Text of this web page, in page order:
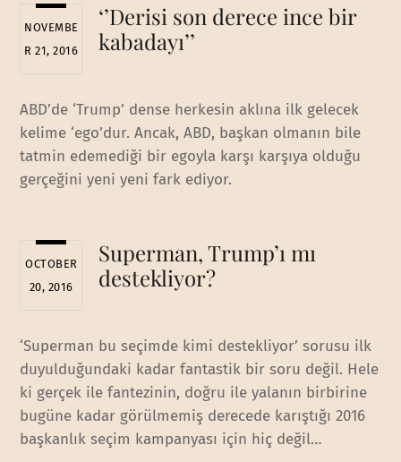
NOVEMBE
R 21, 2016
‘’Derisi son derece ince bir
kabadayı’’
ABD’de ‘Trump’ dense herkesin aklına ilk gelecek
kelime ‘ego’dur. Ancak, ABD, başkan olmanın bile
tatmin edemediği bir egoyla karşı karşıya olduğu
gerçeğini yeni yeni fark ediyor.
OCTOBER
20, 2016
Superman, Trump’ı mı
destekliyor?
‘Superman bu seçimde kimi destekliyor’ sorusu ilk
duyulduğundaki kadar fantastik bir soru değil. Hele
ki gerçek ile fantezinin, doğru ile yalanın birbirine
bugüne kadar görülmemiş derecede karıştığı 2016
başkanlık seçim kampanyası için hiç değil…